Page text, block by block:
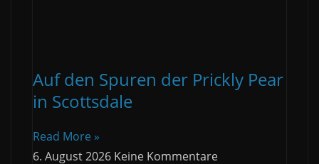
Auf den Spuren der Prickly Pear
in Scottsdale
Read More »
6. August 2026 Keine Kommentare